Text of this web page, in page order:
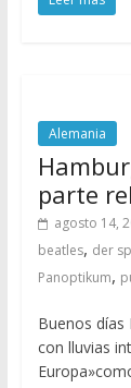
Alemania
parte
agosto 14,
beatles, der
Panoptikum,
Buenos días
con lluvias